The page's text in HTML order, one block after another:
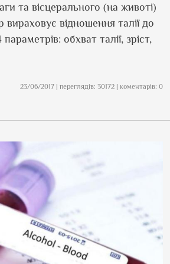
та вісцерального (на животі)
відношення талії до
обхват талії, зріст,
23/06/2017 | переглядів: 30172 | коментарів: 0